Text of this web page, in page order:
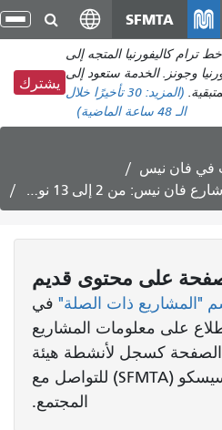
انتقل
إلى
المحتوى
الرئيسي
SFMTA
ترام كاليفورنيا المتجه إلى
وجونز. الخدمة ستعود إلى
(المزيد: 30 تأخيرًا
خلال
الـ 48 ساعة الماضية)
يشترك
في فان نيس
من 2 إلى 13 نوفمبر 2020
على محتوى قديم
"المشاريع ذات الصلة" في
على معلومات المشاريع
الصفحة كسجل لأنشطة هيئة
النقل في سان فرانسيسكو (SFMTA) للتواصل مع
المجتمع.